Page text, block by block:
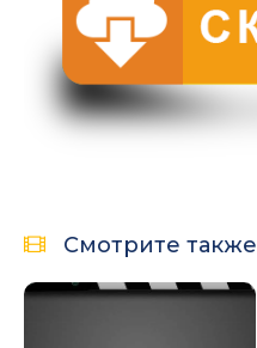
Смотрите также